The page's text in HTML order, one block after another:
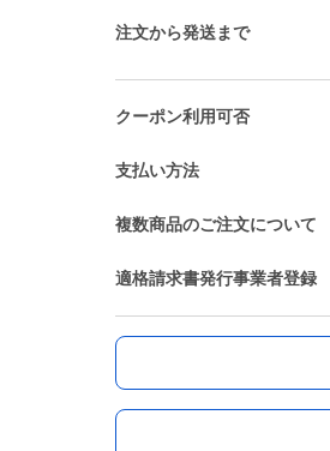
注文から発送まで
クーポン利用可否
支払い方法
複数商品のご注文について
適格請求書発行事業者登録